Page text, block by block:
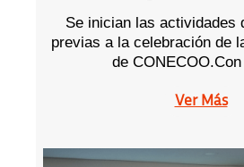
Se inician las actividades
previas a la celebración de
de
Ver Más